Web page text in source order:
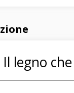
Il legno